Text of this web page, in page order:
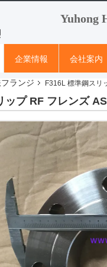
Yuhong
企業情報 会社案内
ランジ F316L 標準鋼スリ
ップ RF フレンズ